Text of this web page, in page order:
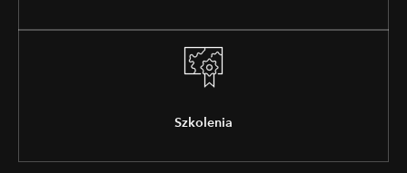
Szkolenia